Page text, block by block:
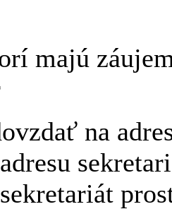
majú
na